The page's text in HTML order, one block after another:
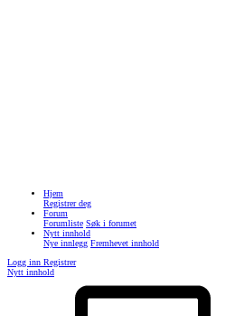
Hjem
Registrer deg
Forum
Forumliste Søk i forumet
Nytt innhold
Nye innlegg Fremhevet innhold
Logg inn Registrer
Nytt innhold